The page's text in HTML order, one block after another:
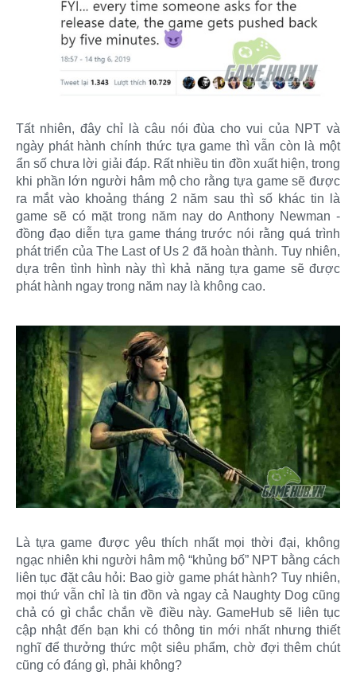
Tất nhiên, đây chỉ là câu nói đùa cho vui của NPT và
ngày phát hành chính thức tựa game thì vẫn còn là một
ẩn số chưa lời giải đáp. Rất nhiều tin đồn xuất hiện, trong
khi phần lớn người hâm mộ cho rằng tựa game sẽ được
ra mắt vào khoảng tháng 2 năm sau thì số khác tin là
game sẽ có mặt trong năm nay do Anthony Newman -
đồng đạo diễn tựa game tháng trước nói rằng quá trình
phát triển của The Last of Us 2 đã hoàn thành. Tuy nhiên,
dựa trên tình hình này thì khả năng tựa game sẽ được
phát hành ngay trong năm nay là không cao.
Là tựa game được yêu thích nhất mọi thời đại, không
ngạc nhiên khi người hâm mộ “khủng bố” NPT bằng cách
liên tục đặt câu hỏi: Bao giờ game phát hành? Tuy nhiên,
mọi thứ vẫn chỉ là tin đồn và ngay cả Naughty Dog cũng
chả có gì chắc chắn về điều này. GameHub sẽ liên tục
cập nhật đến bạn khi có thông tin mới nhất nhưng thiết
nghĩ để thưởng thức một siêu phẩm, chờ đợi thêm chút
cũng có đáng gì, phải không?